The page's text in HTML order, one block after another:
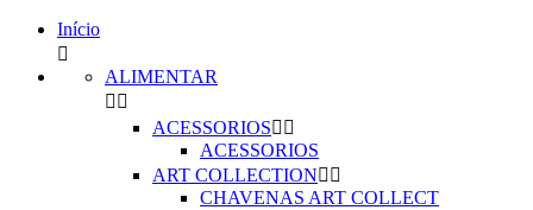
Início

ALIMENTAR
 
ACESSORIOS 
ACESSORIOS
ART COLLECTION 
CHAVENAS ART COLLECT